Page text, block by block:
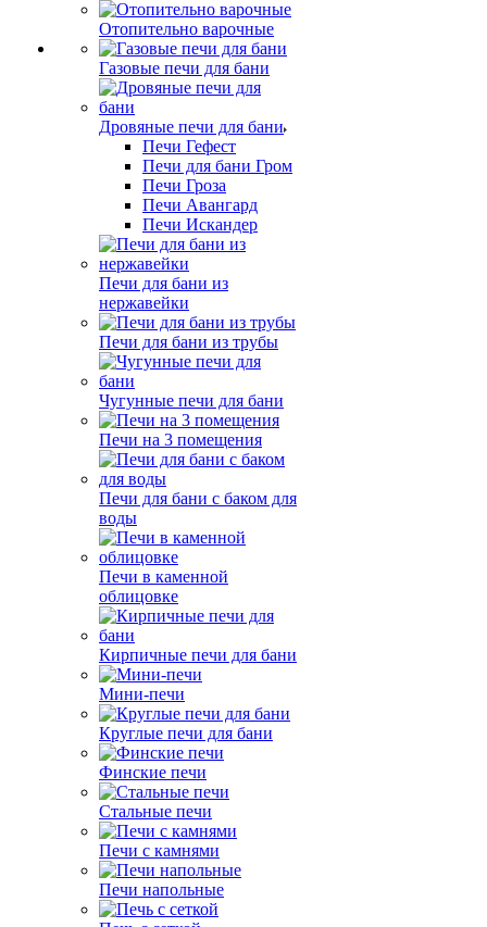
Отопительно варочные
Газовые печи для бани
Дровяные печи для бани
Печи Гефест
Печи для бани Гром
Печи Гроза
Печи Авангард
Печи Искандер
Печи для бани из
нержавейки
Печи для бани из трубы
Чугунные печи для бани
Печи на 3 помещения
Печи для бани с баком для
воды
Печи в каменной
облицовке
Кирпичные печи для бани
Мини-печи
Круглые печи для бани
Финские печи
Стальные печи
Печи с камнями
Печи напольные